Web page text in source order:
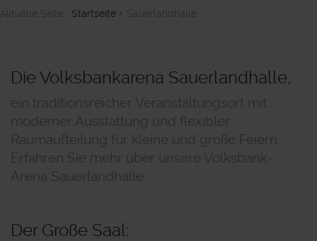
Aktuelle Seite: Startseite Sauerlandhalle
Die Volksbankarena Sauerlandhalle,
ein traditionsreicher Veranstaltungsort mit
moderner Ausstattung und flexibler
Raumaufteilung für kleine und große Feiern.
Erfahren Sie mehr über unsere Volksbank-
Arena Sauerlandhalle
Der Große Saal: